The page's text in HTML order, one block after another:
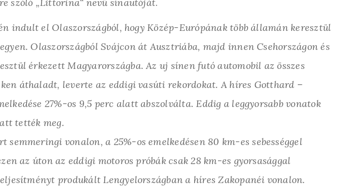
szóló „Littorina“ nevű sínautóját.
indult el Olaszországból, hogy Közép-Európának több államán keresztül
Olaszországból Svájcon át Ausztriába, majd innen Csehországon és
érkezett Magyarországba. Az uj sínen futó automobil az összes
áthaladt, leverte az eddigi vasúti rekordokat. A híres Gotthard –
27%-os 9,5 perc alatt abszolválta. Eddig a leggyorsabb vonatok
tették meg.
semmeringi vonalon, a 25%-os emelkedésen 80 km-es sebességgel
az úton az eddigi motoros próbák csak 28 km-es gyorsasággal
produkált Lengyelországban a híres Zakopanéi vonalon.